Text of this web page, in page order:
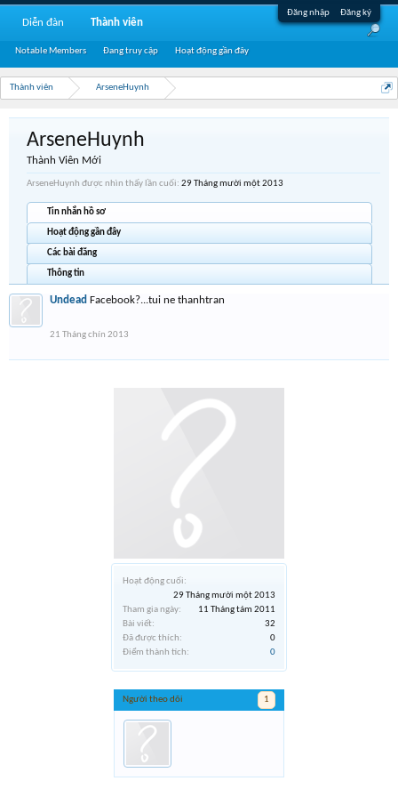
Đăng nhập Đăng ký
Thành viên ArseneHuynh
Hoạt động cuối:
29 Tháng mười một 2013
Tham gia ngày:
11 Tháng tám 2011
Bài viết:
32
Đã được thích:
0
Điểm thành tích:
0
Người theo dõi 1
ArseneHuynh
Thành Viên Mới
ArseneHuynh được nhìn thấy lần cuối: 29 Tháng mười một 2013
Tin nhắn hồ sơ
Hoạt động gần đây
Các bài đăng
Thông tin
Undead Facebook?...tui ne thanhtran
21 Tháng chín 2013
Diễn đàn Thành viên
Notable Members Đang truy cập Hoạt động gần đây